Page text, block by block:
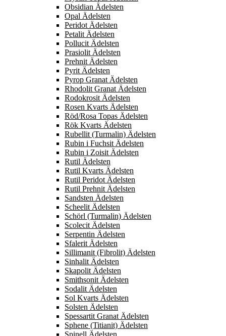
Obsidian Ädelsten
Opal Ädelsten
Peridot Ädelsten
Petalit Ädelsten
Pollucit Ädelsten
Prasiolit Ädelsten
Prehnit Ädelsten
Pyrit Ädelsten
Pyrop Granat Ädelsten
Rhodolit Granat Ädelsten
Rodokrosit Ädelsten
Rosen Kvarts Ädelsten
Röd/Rosa Topas Ädelsten
Rök Kvarts Ädelsten
Rubellit (Turmalin) Ädelsten
Rubin i Fuchsit Ädelsten
Rubin i Zoisit Ädelsten
Rutil Ädelsten
Rutil Kvarts Ädelsten
Rutil Peridot Ädelsten
Rutil Prehnit Ädelsten
Sandsten Ädelsten
Scheelit Ädelsten
Schörl (Turmalin) Ädelsten
Scolecit Ädelsten
Serpentin Ädelsten
Sfalerit Ädelsten
Sillimanit (Fibrolit) Ädelsten
Sinhalit Ädelsten
Skapolit Ädelsten
Smithsonit Ädelsten
Sodalit Ädelsten
Sol Kvarts Ädelsten
Solsten Ädelsten
Spessartit Granat Ädelsten
Sphene (Titianit) Ädelsten